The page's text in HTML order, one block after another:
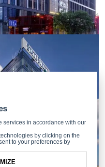
services in accordance with our
by clicking on the
to your preferences by